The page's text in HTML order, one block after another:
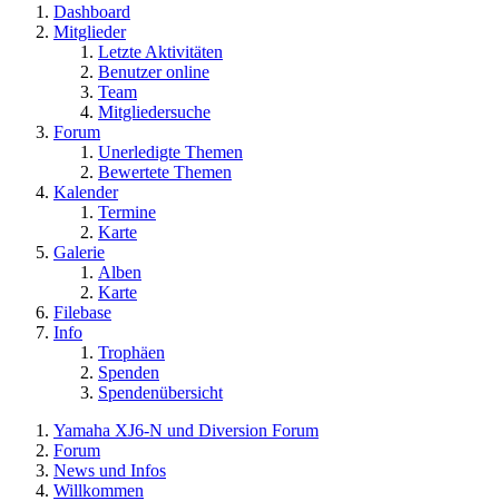
Dashboard
Mitglieder
Letzte Aktivitäten
Benutzer online
Team
Mitgliedersuche
Forum
Unerledigte Themen
Bewertete Themen
Kalender
Termine
Karte
Galerie
Alben
Karte
Filebase
Info
Trophäen
Spenden
Spendenübersicht
Yamaha XJ6-N und Diversion Forum
Forum
News und Infos
Willkommen